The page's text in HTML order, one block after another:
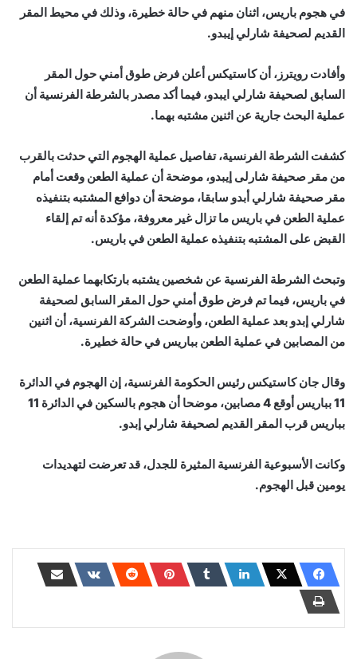
في هجوم باريس، اثنان منهم في حالة خطيرة، وذلك في محيط المقر
القديم لصحيفة شارلي إيبدو.
وأفادت رويترز، أن كاستيكس أعلن فرض طوق أمني حول المقر
السابق لصحيفة شارلي ايبدو، فيما أكد مصدر بالشرطة الفرنسية أن
عملية البحث جارية عن اثنين مشتبه بهما.
كشفت الشرطة الفرنسية، تفاصيل عملية الهجوم التي حدثت بالقرب
من مقر صحيفة شارلى إيبدو، موضحة أن عملية الطعن وقعت أمام
مقر صحيفة شارلي أبدو سابقا، موضحة أن دوافع المشتبه بتنفيذه
عملية الطعن في باريس ما تزال غير معروفة، مؤكدة أنه تم إلقاء
القبض على المشتبه بتنفيذه عملية الطعن في باريس.
وتبحث الشرطة الفرنسية عن شخصين يشتبه بارتكابهما عملية الطعن
في باريس، فيما تم فرض طوق أمني حول المقر السابق لصحيفة
شارلي إبدو بعد عملية الطعن، وأوضحت الشركة الفرنسية، أن اثنين
من المصابين في عملية الطعن بباريس في حالة خطيرة.
وقال جان كاستيكس رئيس الحكومة الفرنسية، إن الهجوم في الدائرة
11 بباريس أوقع 4 مصابين، موضحا أن هجوم بالسكين في الدائرة 11
بباريس قرب المقر القديم لصحيفة شارلي إبدو.
وكانت الأسبوعية الفرنسية المثيرة للجدل، قد تعرضت لتهديدات
يومين قبل الهجوم.